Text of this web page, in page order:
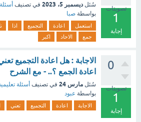
تصويتات
1
إجابة
سُئل ديسمبر 5، 2023 في تصنيف
بواسطة صبا
استعمل اعادة التجميع اذا
جمع
الاحاد اكبر
0
تصويتات
1
إجابة
الاجابة : هل اعادة التجميع
اعادة الجمع ؟.. - مع الشرح
سُئل مارس 24 في تصنيف أسئلة
بواسطة عبود
الاجابة اعادة التجميع تعني